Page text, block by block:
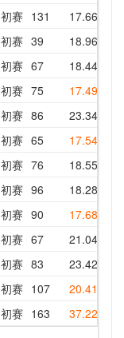
初赛 131 17.66
初赛 39 18.96
初赛 67 18.44
初赛 75 17.49
初赛 86 23.34
初赛 65 17.54
初赛 76 18.55
初赛 96 18.28
初赛 90 17.68
初赛 67 21.04
初赛 83 23.42
初赛 107 20.41
初赛 163 37.22